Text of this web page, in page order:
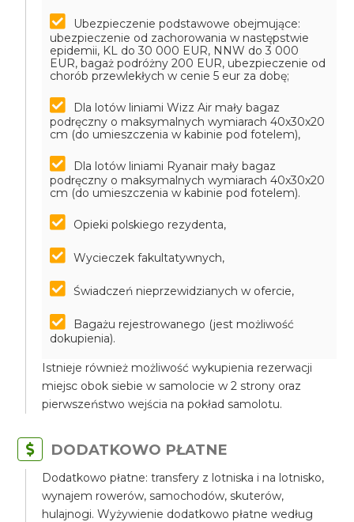
Ubezpieczenie podstawowe obejmujące:
ubezpieczenie od zachorowania w następstwie
epidemii, KL do 30 000 EUR, NNW do 3 000
EUR, bagaż podróżny 200 EUR, ubezpieczenie od
chorób przewlekłych w cenie 5 eur za dobę;
Dla lotów liniami Wizz Air mały bagaz
podręczny o maksymalnych wymiarach 40x30x20
cm (do umieszczenia w kabinie pod fotelem),
Dla lotów liniami Ryanair mały bagaz
podręczny o maksymalnych wymiarach 40x30x20
cm (do umieszczenia w kabinie pod fotelem).
Opieki polskiego rezydenta,
Wycieczek fakultatywnych,
Świadczeń nieprzewidzianych w ofercie,
Bagażu rejestrowanego (jest możliwość
dokupienia).
Istnieje również możliwość wykupienia rezerwacji
miejsc obok siebie w samolocie w 2 strony oraz
pierwszeństwo wejścia na pokład samolotu.
DODATKOWO PŁATNE
Dodatkowo płatne: transfery z lotniska i na lotnisko,
wynajem rowerów, samochodów, skuterów,
hulajnogi. Wyżywienie dodatkowo płatne według